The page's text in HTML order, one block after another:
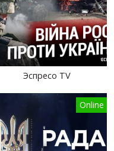
Эспресо TV
Online